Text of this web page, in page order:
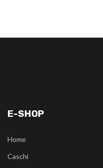
E-SHOP
Home
Caschi